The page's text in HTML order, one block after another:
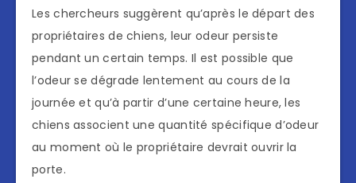
Les chercheurs suggèrent qu’après le départ des
propriétaires de chiens, leur odeur persiste
pendant un certain temps. Il est possible que
l’odeur se dégrade lentement au cours de la
journée et qu’à partir d’une certaine heure, les
chiens associent une quantité spécifique d’odeur
au moment où le propriétaire devrait ouvrir la
porte.